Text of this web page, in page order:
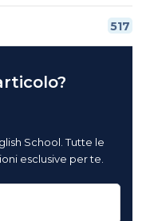
517
School. Tutte le
esclusive per te.